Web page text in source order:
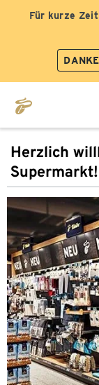
Für kurze
Herzlich
Supermarkt!